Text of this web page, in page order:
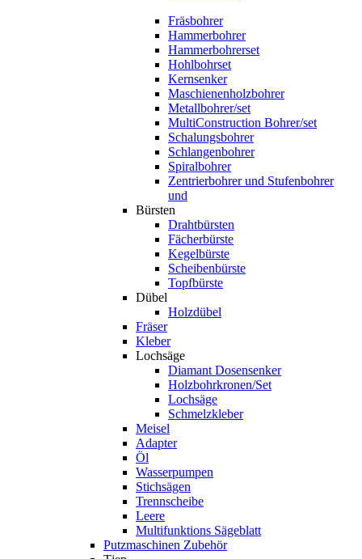
Fräsbohrer
Hammerbohrer
Hammerbohrerset
Hohlbohrset
Kernsenker
Maschienenholzbohrer
Metallbohrer/set
MultiConstruction Bohrer/set
Schalungsbohrer
Schlangenbohrer
Spiralbohrer
Zentrierbohrer und Stufenbohrer
und
Bürsten
Drahtbürsten
Fächerbürste
Kegelbürste
Scheibenbürste
Topfbürste
Dübel
Holzdübel
Fräser
Kleber
Lochsäge
Diamant Dosensenker
Holzbohrkronen/Set
Lochsäge
Schmelzkleber
Meisel
Adapter
Öl
Wasserpumpen
Stichsägen
Trennscheibe
Leere
Multifunktions Sägeblatt
Putzmaschinen Zubehör